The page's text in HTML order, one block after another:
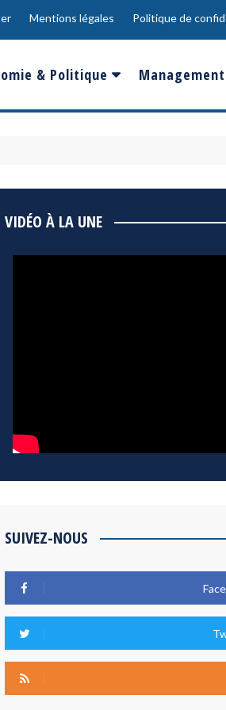
Mentions légales Politique de
& Politique Management
Innovation
VIDÉO À LA UNE
SUIVEZ-NOUS